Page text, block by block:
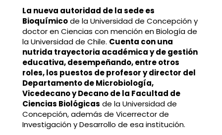
La nueva autoridad de la sede es
Bioquímicode la Universidad de Concepción y
doctor en Ciencias con mención en Biología de
la Universidad de Chile. Cuenta con una
nutrida trayectoria académica y de gestión
educativa, desempeñando, entre otros
roles, los puestos de profesor y director del
Departamento de Microbiología,
Vicedecano y Decano de la Facultad de
Ciencias Biológicas de la Universidad de
Concepción, además de Vicerrector de
Investigación y Desarrollo de esa institución.